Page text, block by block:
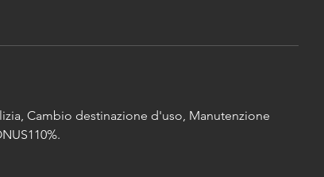
Cambio destinazione d'uso, Manutenzione